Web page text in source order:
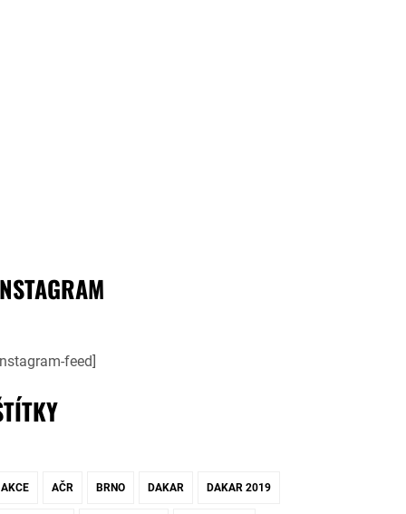
feed]
AKCE AČR BRNO DAKAR DAKAR 2019